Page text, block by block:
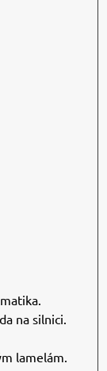
na silnici.
lamelám.